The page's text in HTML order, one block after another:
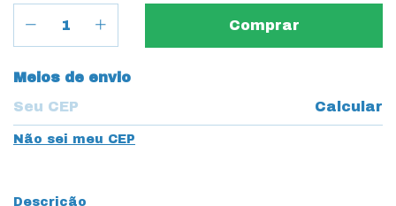
Entregas para o CEP:
Meios de envio
Calcular
Não sei meu CEP
Descrição